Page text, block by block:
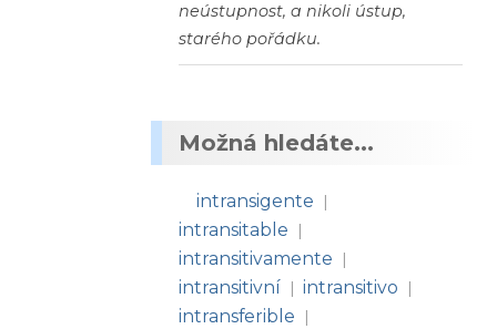
neústupnost, a nikoli ústup,
starého pořádku.
Možná hledáte...
intransigente |
intransitable |
intransitivamente |
intransitivní | intransitivo |
intransferible |